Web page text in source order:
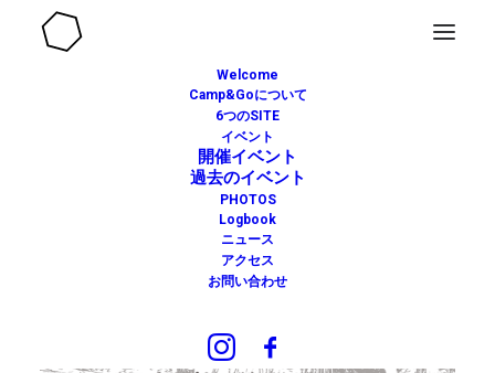
Welcome
Camp&Goについて
6つのSITE
イベント
開催イベント
過去のイベント
PHOTOS
Logbook
ニュース
アクセス
お問い合わせ